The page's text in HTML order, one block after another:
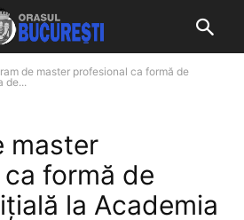
de master profesional ca formă de
de...
master
formă de
la Academia